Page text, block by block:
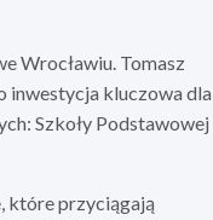
Wrocławiu. Tomasz
inwestycja kluczowa dla
Szkoły Podstawowej
które przyciągają